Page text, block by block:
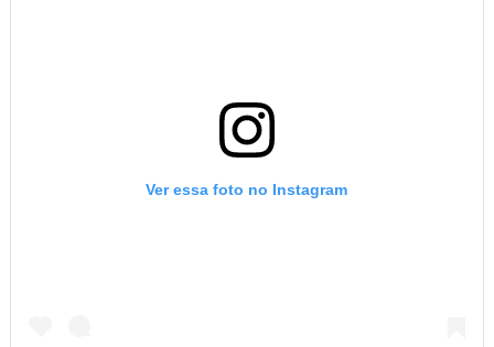
Ver essa foto no Instagram